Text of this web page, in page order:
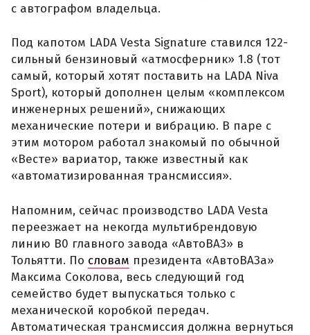
с автографом владельца.
Под капотом LADA Vesta Signature ставился 122-
сильный бензиновый «атмосферник» 1.8 (тот
самый, который хотят поставить на LADA Niva
Sport), который дополнен целым «комплексом
инженерных решений», снижающих
механические потери и вибрацию. В паре с
этим мотором работал знакомый по обычной
«Весте» вариатор, также известный как
«автоматизированная трансмиссия».
Напомним, сейчас производство LADA Vesta
переезжает на некогда мультибрендовую
линию B0 главного завода «АвтоВАЗ» в
Тольятти. По словам президента «АвтоВАЗа»
Максима Соколова, весь следующий год
семейство будет выпускаться только с
механической коробкой передач.
Автоматическая трансмиссия должна вернуться